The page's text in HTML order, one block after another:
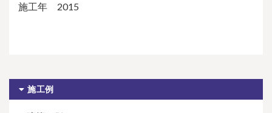
施工年 2015
施工例